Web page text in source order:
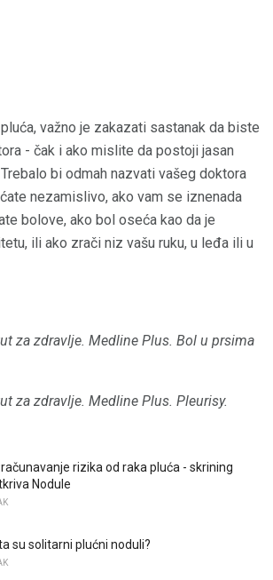
važno je zakazati sastanak da biste
- čak i ako mislite da postoji jasan
bi odmah nazvati vašeg doktora
nezamislivo, ako vam se iznenada
bolove, ako bol oseća kao da je
ili ako zrači niz vašu ruku, u leđa ili u
za zdravlje. Medline Plus. Bol u prsima
za zdravlje. Medline Plus. Pleurisy.
rizika od raka pluća - skrining
Nodule
su solitarni plućni noduli?